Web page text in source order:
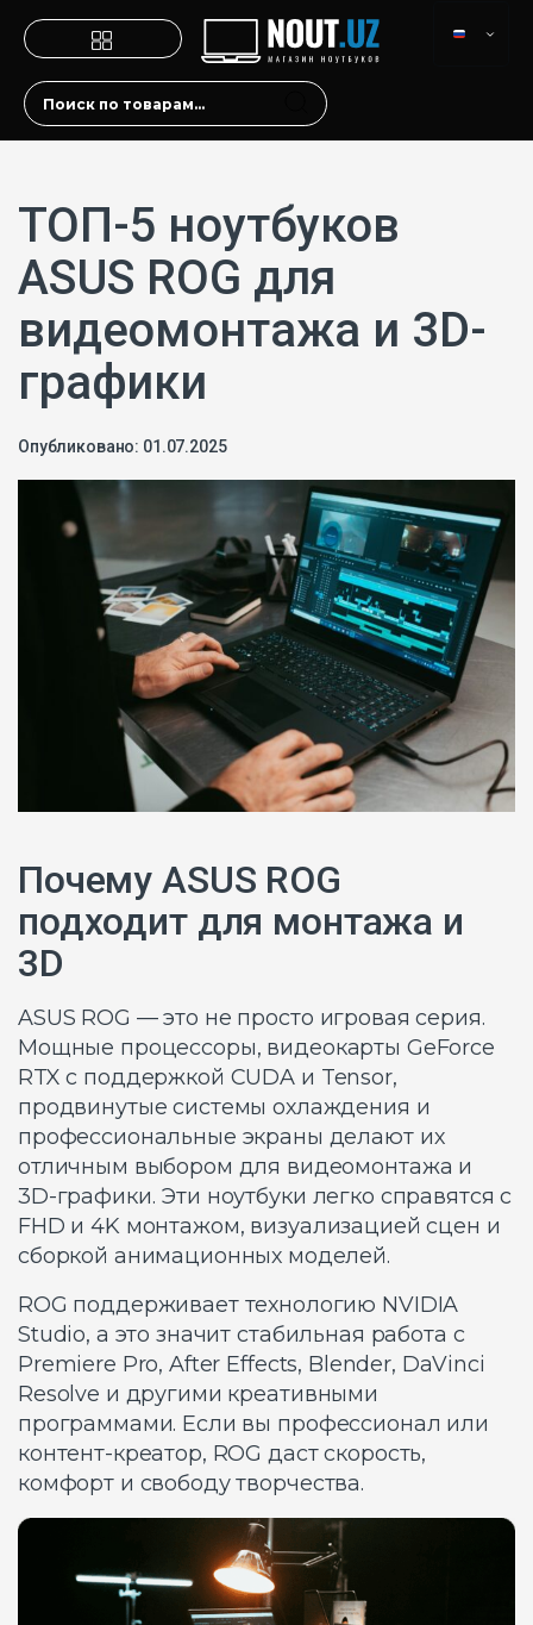
ТОП-5 ноутбуков
ASUS ROG для
видеомонтажа и 3D-
графики
Опубликовано: 01.07.2025
Почему ASUS ROG
подходит для монтажа и
3D
ASUS ROG — это не просто игровая серия.
Мощные процессоры, видеокарты GeForce
RTX с поддержкой CUDA и Tensor,
продвинутые системы охлаждения и
профессиональные экраны делают их
отличным выбором для видеомонтажа и
3D-графики. Эти ноутбуки легко справятся с
FHD и 4K монтажом, визуализацией сцен и
сборкой анимационных моделей.
ROG поддерживает технологию NVIDIA
Studio, а это значит стабильная работа с
Premiere Pro, After Effects, Blender, DaVinci
Resolve и другими креативными
программами. Если вы профессионал или
контент-креатор, ROG даст скорость,
комфорт и свободу творчества.